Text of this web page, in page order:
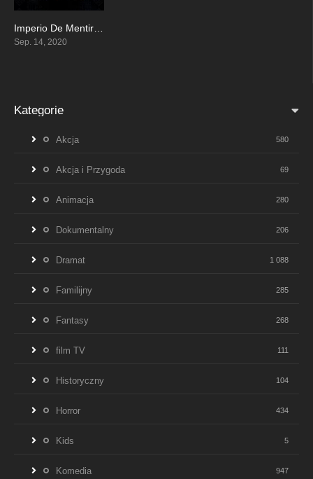
7.5
Sep. 14, 2020
Kategorie
Akcja 580
Akcja i Przygoda 69
Animacja 280
Dokumentalny 206
Dramat 1 088
Familijny 285
Fantasy 268
film TV 111
Historyczny 104
Horror 434
Kids 5
Komedia 947